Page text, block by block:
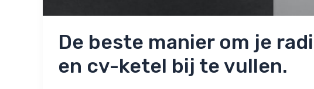
De beste manier om je
en cv-ketel bij te vullen.